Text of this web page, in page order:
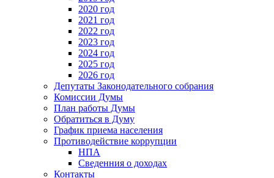
2020 год
2021 год
2022 год
2023 год
2024 год
2025 год
2026 год
Депутаты Законодательного собрания
Комиссии Думы
План работы Думы
Обратиться в Думу
График приема населения
Противодействие коррупции
НПА
Сведенния о доходах
Контакты